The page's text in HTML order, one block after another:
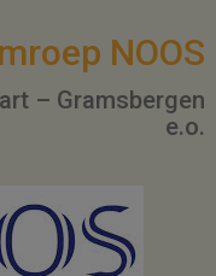
NOOS
– Gramsbergen
e.o.